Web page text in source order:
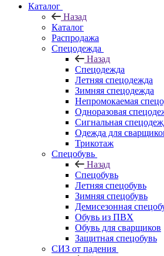
Каталог
Назад
Каталог
Распродажа
Спецодежда
Назад
Спецодежда
Летняя спецодежда
Зимняя спецодежда
Непромокаемая
Одноразовая
Сигнальная
Одежда для
Трикотаж
Спецобувь
Назад
Спецобувь
Летняя спецобувь
Зимняя спецобувь
Демисезонная
Обувь из ПВХ
Обувь для сварщиков
Защитная спецобувь
СИЗ от падения